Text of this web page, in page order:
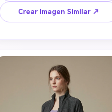
Crear Imagen Similar ↗